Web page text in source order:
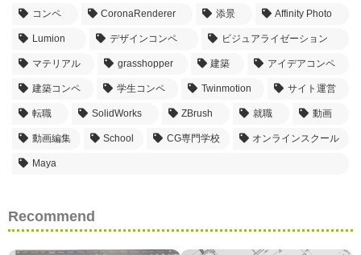
コンペ CoronaRenderer 添景 Affinity Photo
Lumion デザインコンペ ビジュアライゼーション
マテリアル grasshopper 建築 アイデアコンペ
建築コンペ 学生コンペ Twinmotion サイト運営
転職 SolidWorks ZBrush 就職 動画
動画編集 School CG専門学校 オンラインスクール
Maya
Recommend